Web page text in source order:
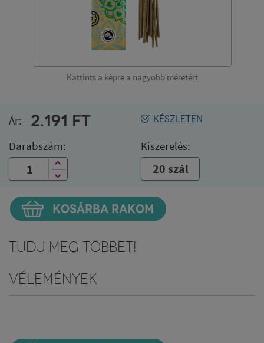
Kattints a képre a nagyobb méretért
KÉSZLETEN
Ár: 2.191 FT
Darabszám: Kiszerelés:
20 szál
KOSÁRBA RAKOM
Tudj meg többet!
Vélemények